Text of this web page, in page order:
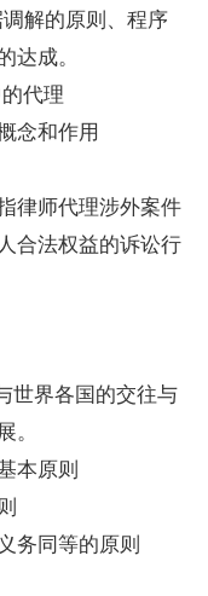
解的原则、程序
成。
代理
念和作用
师代理涉外案件
合法权益的诉讼行
界各国的交往与
本原则
务同等的原则